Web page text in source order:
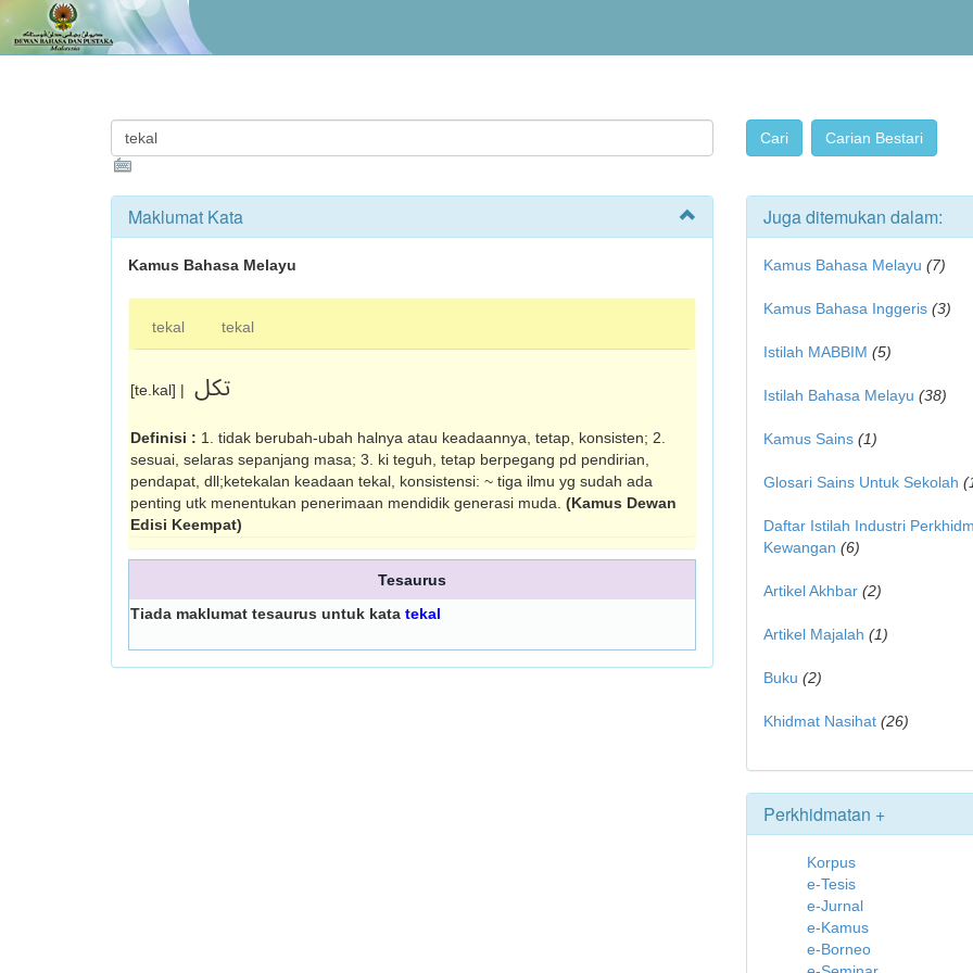
Maklumat Kata
Kamus Bahasa Melayu
tekal tekal
[te.kal] | تکل
Definisi : 1. tidak berubah-ubah halnya atau keadaannya, tetap, konsisten; 2.
sesuai, selaras sepanjang masa; 3. ki teguh, tetap berpegang pd pendirian,
pendapat, dll;ketekalan keadaan tekal, konsistensi: ~ tiga ilmu yg sudah ada
penting utk menentukan penerimaan mendidik generasi muda. (Kamus Dewan
Edisi Keempat)
Tesaurus
Tiada maklumat tesaurus untuk kata tekal
Juga ditemukan dalam:
Kamus Bahasa Melayu (7)
Kamus Bahasa Inggeris (3)
Istilah MABBIM (5)
Istilah Bahasa Melayu (38)
Kamus Sains (1)
Glosari Sains Untuk Sekolah
Daftar Istilah Industri
Kewangan (6)
Artikel Akhbar (2)
Artikel Majalah (1)
Buku (2)
Khidmat Nasihat (26)
Perkhidmatan +
Korpus
e-Tesis
e-Jurnal
e-Kamus
e-Borneo